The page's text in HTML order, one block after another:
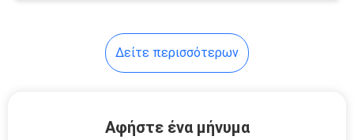
IP65 PC επιτροπής
Δείτε περισσότερων
Αφήστε ένα μήνυμα